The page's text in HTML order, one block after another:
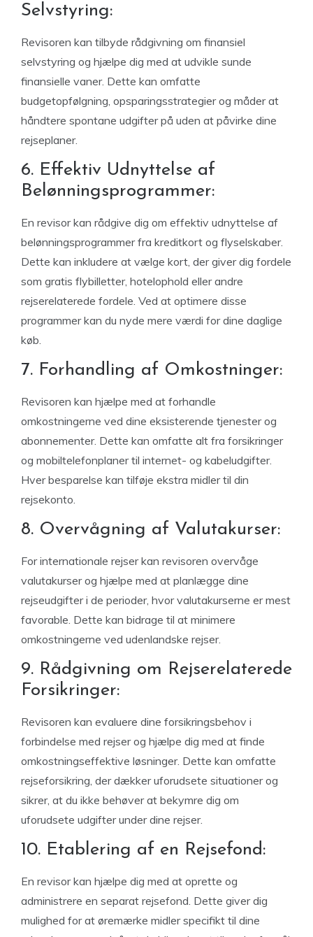
Selvstyring:
Revisoren kan tilbyde rådgivning om finansiel
selvstyring og hjælpe dig med at udvikle sunde
finansielle vaner. Dette kan omfatte
budgetopfølgning, opsparingsstrategier og måder at
håndtere spontane udgifter på uden at påvirke dine
rejseplaner.
6. Effektiv Udnyttelse af
Belønningsprogrammer:
En revisor kan rådgive dig om effektiv udnyttelse af
belønningsprogrammer fra kreditkort og flyselskaber.
Dette kan inkludere at vælge kort, der giver dig fordele
som gratis flybilletter, hotelophold eller andre
rejserelaterede fordele. Ved at optimere disse
programmer kan du nyde mere værdi for dine daglige
køb.
7. Forhandling af Omkostninger:
Revisoren kan hjælpe med at forhandle
omkostningerne ved dine eksisterende tjenester og
abonnementer. Dette kan omfatte alt fra forsikringer
og mobiltelefonplaner til internet- og kabeludgifter.
Hver besparelse kan tilføje ekstra midler til din
rejsekonto.
8. Overvågning af Valutakurser:
For internationale rejser kan revisoren overvåge
valutakurser og hjælpe med at planlægge dine
rejseudgifter i de perioder, hvor valutakurserne er mest
favorable. Dette kan bidrage til at minimere
omkostningerne ved udenlandske rejser.
9. Rådgivning om Rejserelaterede
Forsikringer:
Revisoren kan evaluere dine forsikringsbehov i
forbindelse med rejser og hjælpe dig med at finde
omkostningseffektive løsninger. Dette kan omfatte
rejseforsikring, der dækker uforudsete situationer og
sikrer, at du ikke behøver at bekymre dig om
uforudsete udgifter under dine rejser.
10. Etablering af en Rejsefond:
En revisor kan hjælpe dig med at oprette og
administrere en separat rejsefond. Dette giver dig
mulighed for at øremærke midler specifikt til dine